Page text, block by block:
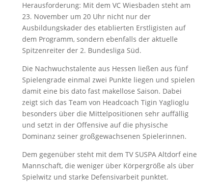
Herausforderung: Mit dem VC Wiesbaden steht am
23. November um 20 Uhr nicht nur der
Ausbildungskader des etablierten Erstligisten auf
dem Programm, sondern ebenfalls der aktuelle
Spitzenreiter der 2. Bundesliga Süd.
Die Nachwuchstalente aus Hessen ließen aus fünf
Spielengrade einmal zwei Punkte liegen und spielen
damit eine bis dato fast makellose Saison. Dabei
zeigt sich das Team von Headcoach Tigin Yaglioglu
besonders über die Mittelpositionen sehr auffällig
und setzt in der Offensive auf die physische
Dominanz seiner großgewachsenen Spielerinnen.
Dem gegenüber steht mit dem TV SUSPA Altdorf eine
Mannschaft, die weniger über Körpergröße als über
Spielwitz und starke Defensivarbeit punktet.